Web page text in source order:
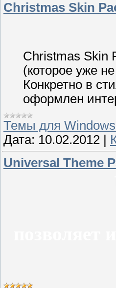
Christmas Skin
Christmas Skin
(которое уже
Конкретно в
оформлен
Темы для
Дата: 10.02.2012
Universal Theme